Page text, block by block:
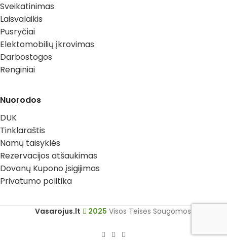
Sveikatinimas
Laisvalaikis
Pusryčiai
Elektomobilių įkrovimas
Darbostogos
Renginiai
Nuorodos
DUK
Tinklaraštis
Namų taisyklės
Rezervacijos atšaukimas
Dovanų Kupono įsigijimas
Privatumo politika
Vasarojus.lt 2025 Visos Teisės Saugomos.